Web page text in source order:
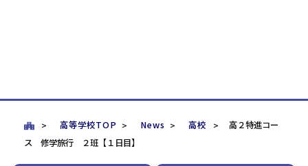
高等学校TOP News 高校
高２特進コー
ス 修学旅行 ２班【１日目】